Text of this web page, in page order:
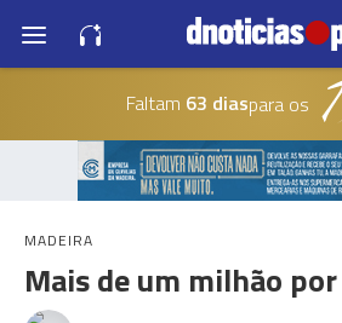
Faltam 63 diaspara os
MADEIRA
Mais de um milhão